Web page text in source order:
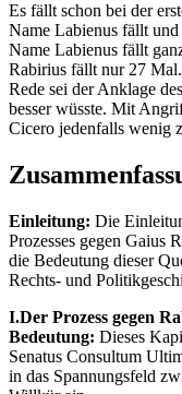
Es fällt schon bei der
Name Labienus fällt
Name Labienus fällt
Rabirius fällt nur 27
Rede sei der Anklage
besser wüsste. Mit
Cicero jedenfalls wenig
Einleitung: Die
Prozesses gegen Gaius
die Bedeutung dieser
Rechts- und
I.Der Prozess gegen
Bedeutung: Dieses
Senatus Consultum
in das Spannungsfeld